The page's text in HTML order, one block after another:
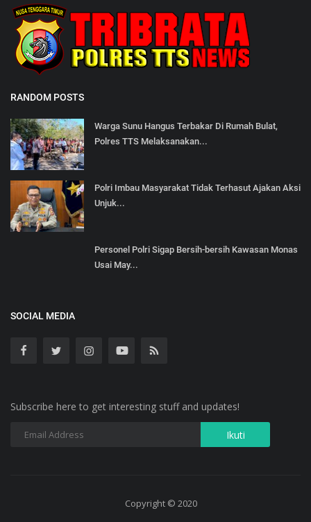
RANDOM POSTS
Warga Sunu Hangus Terbakar Di Rumah Bulat,
Polres TTS Melaksanakan...
Polri Imbau Masyarakat Tidak Terhasut Ajakan Aksi
Unjuk...
Personel Polri Sigap Bersih-bersih Kawasan Monas
Usai May...
SOCIAL MEDIA
Subscribe here to get interesting stuff and updates!
Copyright © 2020